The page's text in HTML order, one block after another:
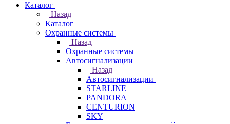
Каталог
Назад
Каталог
Охранные системы
Назад
Охранные системы
Автосигнализации
Назад
Автосигнализации
STARLINE
PANDORA
CENTURION
SKY